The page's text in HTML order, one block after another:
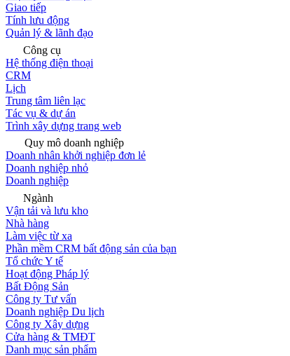
Giao tiếp
Tính lưu động
Quản lý & lãnh đạo
Công cụ
Hệ thống điện thoại
CRM
Lịch
Trung tâm liên lạc
Tác vụ & dự án
Trình xây dựng trang web
Quy mô doanh nghiệp
Doanh nhân khởi nghiệp đơn lẻ
Doanh nghiệp nhỏ
Doanh nghiệp
Ngành
Vận tải và lưu kho
Nhà hàng
Làm việc từ xa
Phần mềm CRM bất động sản của bạn
Tổ chức Y tế
Hoạt động Pháp lý
Bất Động Sản
Công ty Tư vấn
Doanh nghiệp Du lịch
Công ty Xây dựng
Cửa hàng & TMĐT
Danh mục sản phẩm